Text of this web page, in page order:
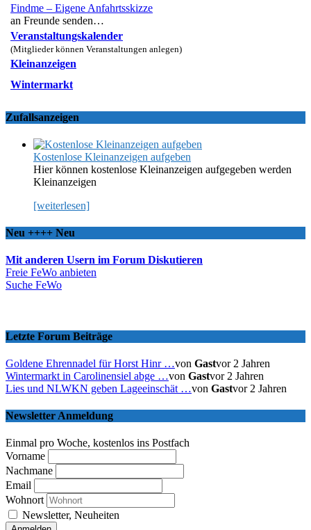
Findme – Eigene Anfahrtsskizze
an Freunde senden…
Veranstaltungskalender
(Mitglieder können Veranstaltungen anlegen)
Kleinanzeigen
Wintermarkt
Zufallsanzeigen
Kostenlose Kleinanzeigen aufgeben
Hier können kostenlose Kleinanzeigen aufgegeben werden
Kleinanzeigen
[weiterlesen]
Neu ++++ Neu
Mit anderen Usern im Forum Diskutieren
Freie FeWo anbieten
Suche FeWo
Letzte Forum Beiträge
Goldene Ehrennadel für Horst Hinr …von Gastvor 2 Jahren
Wintermarkt in Carolinensiel abge …von Gastvor 2 Jahren
Lies und NLWKN geben Lageeinschät …von Gastvor 2 Jahren
Newsletter Anmeldung
Einmal pro Woche, kostenlos ins Postfach
Vorname
Nachmane
Email
Wohnort
Newsletter, Neuheiten